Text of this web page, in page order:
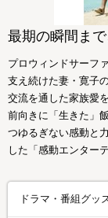
最期の瞬間ま
プロウィンドサーフ
支え続けた妻・寛子
交流を通した家族愛
前向きに「生きた」
つゆるぎない感動と
した「感動エンター
ドラマ・番組グッ